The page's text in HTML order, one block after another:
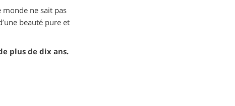
ne sait pas
beauté pure et
plus de dix ans.